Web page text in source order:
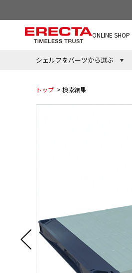
ONLINE SHOP
シェルフをパーツから選ぶ
トップ > 検索結果